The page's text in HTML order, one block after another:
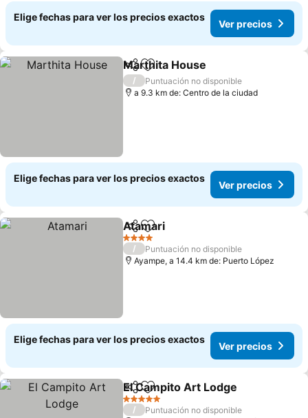
Elige fechas para ver los precios exactos
Ver precios
CompartirAgregar a favoritos
Marthita House
/
Puntuación no disponible
a 9.3 km de: Centro de la ciudad
Elige fechas para ver los precios exactos
Ver precios
CompartirAgregar a favoritos
Atamari
4 Estrellas
/
Puntuación no disponible
Ayampe, a 14.4 km de: Puerto López
Elige fechas para ver los precios exactos
Ver precios
CompartirAgregar a favoritos
El Campito Art Lodge
5 Estrellas
/
Puntuación no disponible